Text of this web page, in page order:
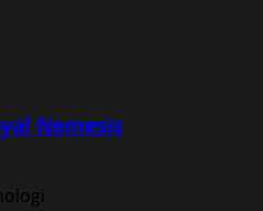
Nemesis